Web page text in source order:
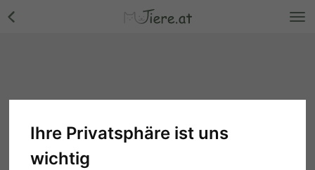
Ihre Privatsphäre ist uns
wichtig